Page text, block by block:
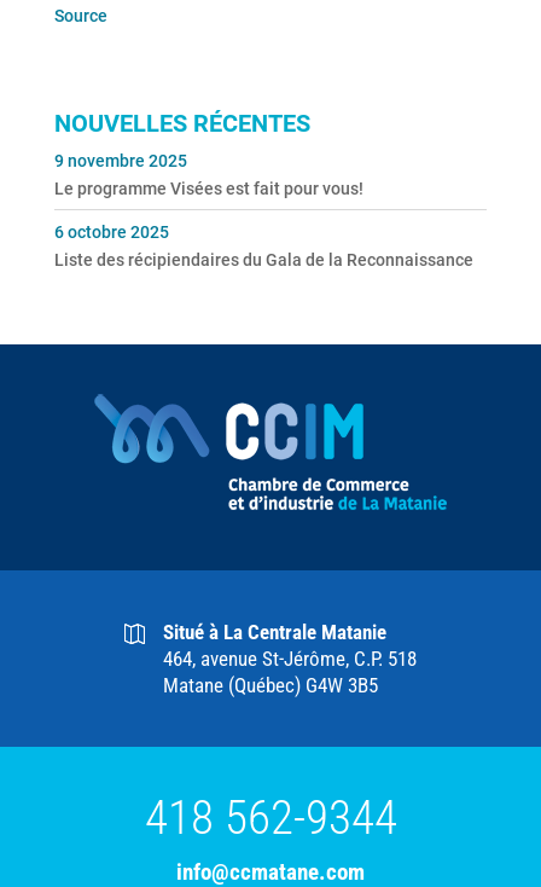
Source
NOUVELLES RÉCENTES
Le programme Visées est fait pour vous!
9 novembre 2025
Liste des récipiendaires du Gala de la Reconnaissance
6 octobre 2025
Situé à La Centrale Matanie
464, avenue St-Jérôme, C.P. 518
Matane (Québec) G4W 3B5
418 562-9344
info@ccmatane.com